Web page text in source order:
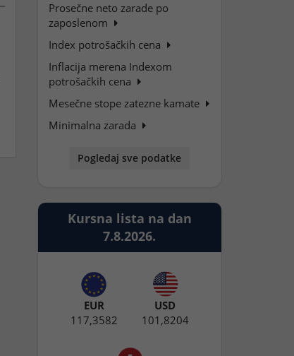
Prosečne neto zarade po
zaposlenom
Index potrošačkih cena
Inflacija merena Indexom
potrošačkih cena
Mesečne stope zatezne kamate
Minimalna zarada
Pogledaj sve podatke
Kursna lista na dan
7.8.2026.
EUR
117,3582
USD
101,8204